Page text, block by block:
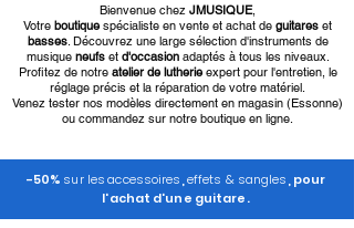
Bienvenue chez JMUSIQUE,
Votre boutique spécialiste en vente et achat de guitares et
basses. Découvrez une large sélection d'instruments de
musique neufs et d'occasion adaptés à tous les niveaux.
Profitez de notre atelier de lutherieexpert pour l'entretien, le
réglage précis et la réparation de votre matériel.
Venez tester nos modèles directement en magasin (Essonne)
ou commandez sur notre boutique en ligne.
-50% sur les accessoires effets & sangles , pour
l'achat d'une guitare.